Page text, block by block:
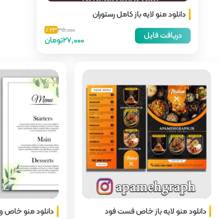
35,00023 ٪
27,000تومان
دانلود منو خاص و زیبا با جلد زیبا